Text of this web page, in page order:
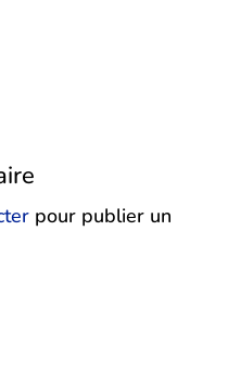
pour publier un